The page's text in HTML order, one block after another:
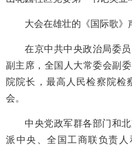
大会在雄壮的《国际歌》
在京中共中央政治局委
副主席，全国人大常委会副
院院长，最高人民检察院检
会。
中央党政军群各部门和
派中央、全国工商联负责